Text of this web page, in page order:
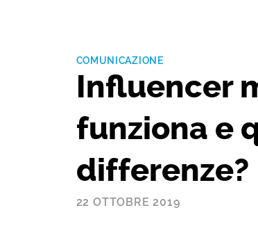
COMUNICAZIONE
Influencer
funziona e
differenze?
22 OTTOBRE 2019